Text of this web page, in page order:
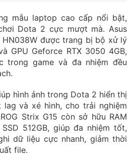
mẫu laptop cao cấp nổi bật,
Dota 2 cực mượt mà. Asus
HN038W được trang bị bộ xử lý
GPU Geforce RTX 3050 4GB,
trong game và đa nhiệm đều
hình ảnh trong Dota 2 hiển thị
lag và xé hình, cho trải nghiệm
Strix G15 còn sở hữu RAM
512GB, giúp đa nhiệm tốt,
dữ liệu cực nhanh, giảm thời
file.